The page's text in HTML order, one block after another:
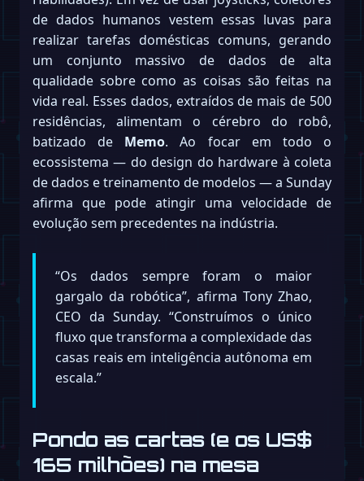
de dados humanos vestem essas luvas para
realizar tarefas domésticas comuns, gerando
um conjunto massivo de dados de alta
qualidade sobre como as coisas são feitas na
vida real. Esses dados, extraídos de mais de 500
residências, alimentam o cérebro do robô,
batizado de Memo. Ao focar em todo o
ecossistema — do design do hardware à coleta
de dados e treinamento de modelos — a Sunday
afirma que pode atingir uma velocidade de
evolução sem precedentes na indústria.
“Os dados sempre foram o maior
gargalo da robótica”, afirma Tony Zhao,
CEO da Sunday. “Construímos o único
fluxo que transforma a complexidade das
casas reais em inteligência autônoma em
escala.”
Pondo as cartas (e os US$
165 milhões) na mesa